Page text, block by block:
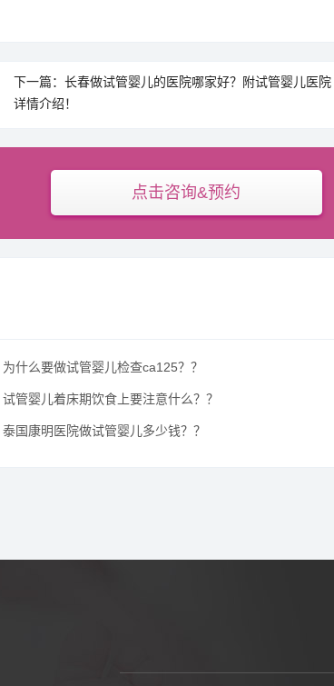
下一篇：长春做试管婴儿的医院哪家好？附试管婴儿医院
详情介绍！
点击咨询&预约
为什么要做试管婴儿检查ca125？？
试管婴儿着床期饮食上要注意什么？？
泰国康明医院做试管婴儿多少钱？？